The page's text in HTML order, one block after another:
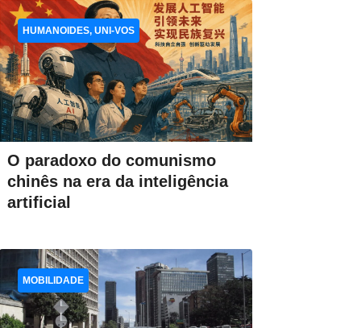
O paradoxo do comunismo
chinês na era da inteligência
artificial
HUMANOIDES, UNI-VOS
MOBILIDADE